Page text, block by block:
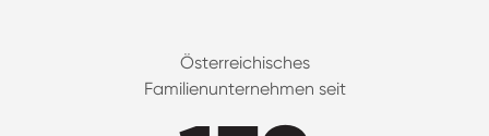
Österreichisches
Familienunternehmen seit